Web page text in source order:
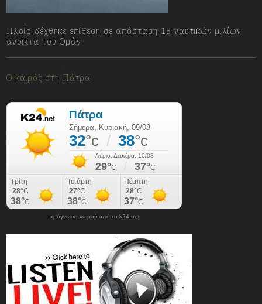
Πλοίο δέχθηκε επίθεση σε απόσταση 18 ναυτικών μιλίων
ανοικτά του Ομάν
Ο καιρός στη Πάτρα
πρόγνωση καιρού από το k24.net